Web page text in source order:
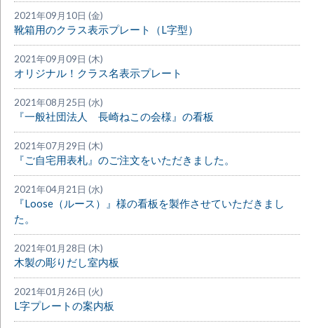
2021年09月10日 (金)
靴箱用のクラス表示プレート（L字型）
2021年09月09日 (木)
オリジナル！クラス名表示プレート
2021年08月25日 (水)
『一般社団法人 長崎ねこの会様』の看板
2021年07月29日 (木)
『ご自宅用表札』のご注文をいただきました。
2021年04月21日 (水)
『Loose（ルース）』様の看板を製作させていただきまし
た。
2021年01月28日 (木)
木製の彫りだし室内板
2021年01月26日 (火)
L字プレートの案内板